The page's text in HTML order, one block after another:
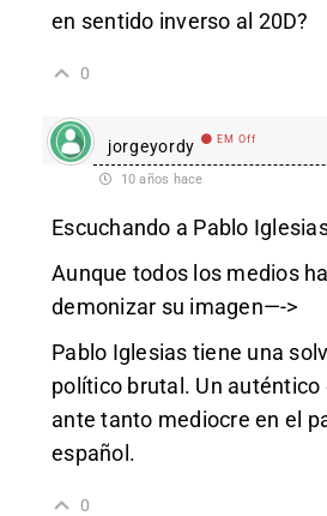
en sentido inverso al 20D?
0
jorgeyordy EM Off
10 años hace
Escuchando a Pablo
Aunque todos los medios
demonizar su imagen—->
Pablo Iglesias tiene una
político brutal. Un
ante tanto mediocre en el
español.
0